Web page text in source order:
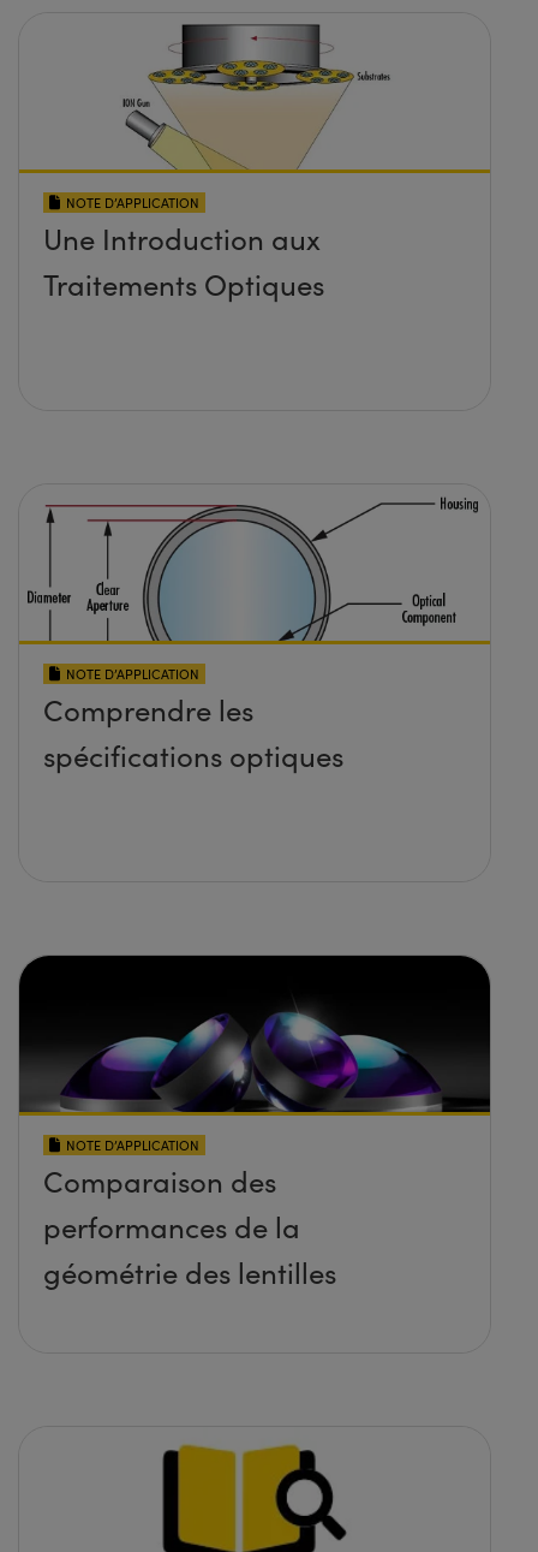
NOTE D’APPLICATION
Une Introduction aux
Traitements Optiques
NOTE D’APPLICATION
Comprendre les
spécifications optiques
NOTE D’APPLICATION
Comparaison des
performances de la
géométrie des lentilles